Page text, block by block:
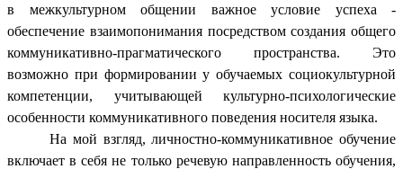
в межкультурном общении важное условие успеха -
обеспечение взаимопонимания посредством создания общего
коммуникативно-прагматического пространства. Это
возможно при формировании у обучаемых социокультурной
компетенции, учитывающей культурно-психологические
особенности коммуникативного поведения носителя языка.
На мой взгляд, личностно-коммуникативное обучение
включает в себя не только речевую направленность обучения,